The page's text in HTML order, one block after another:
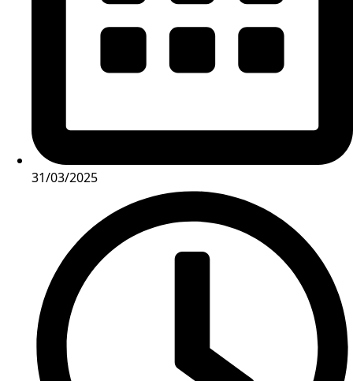
31/03/2025